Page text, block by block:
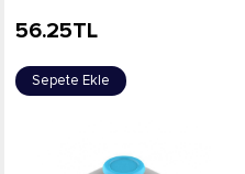
56.25TL
Sepete Ekle